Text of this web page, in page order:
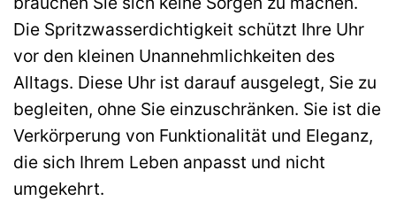
Die Spritzwasserdichtigkeit schützt Ihre Uhr
vor den kleinen Unannehmlichkeiten des
Alltags. Diese Uhr ist darauf ausgelegt, Sie zu
begleiten, ohne Sie einzuschränken. Sie ist die
Verkörperung von Funktionalität und Eleganz,
die sich Ihrem Leben anpasst und nicht
umgekehrt.